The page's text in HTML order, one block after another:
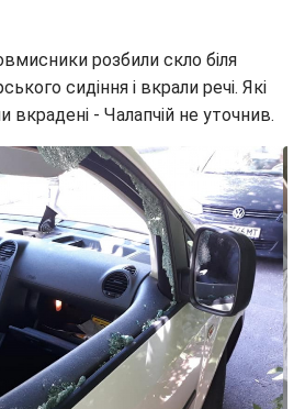
розбили скло біля
сидіння і вкрали речі. Які
- Чалапчій не уточнив.